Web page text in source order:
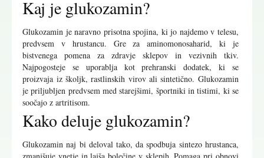
Kaj je glukozamin?
Glukozamin je naravno prisotna spojina, ki jo najdemo v telesu,
predvsem v hrustancu. Gre za aminomonosaharid, ki je
bistvenega pomena za zdravje sklepov in vezivnih tkiv.
Najpogosteje se uporablja kot prehranski dodatek, ki se
proizvaja iz školjk, rastlinskih virov ali sintetično. Glukozamin
je priljubljen predvsem med starejšimi, športniki in tistimi, ki se
soočajo z artritisom.
Kako deluje glukozamin?
Glukozamin naj bi deloval tako, da spodbuja sintezo hrustanca,